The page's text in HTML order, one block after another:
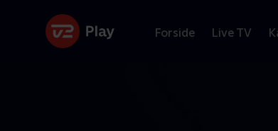
Forside Live TV